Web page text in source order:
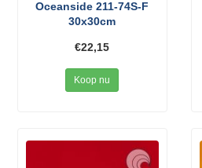
Oceanside 211-74S-F
30x30cm
€22,15
Koop nu